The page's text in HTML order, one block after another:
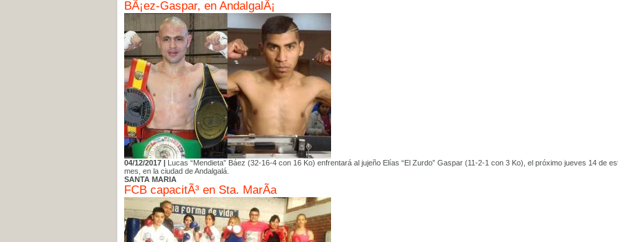
BÃ¡ez-Gaspar, en AndalgalÃ¡
04/12/2017 | Lucas “Mendieta” Báez (32-16-4 con 16 Ko) enfrentará al jujeño Elías “El Zurdo” Gaspar (11-2-1 con 3 Ko), el próximo jueves 14 de
mes, en la ciudad de Andalgalá.
SANTA MARIA
FCB capacitÃ³ en Sta. MarÃ­a